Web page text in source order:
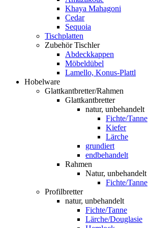
Khaya Mahagoni
Cedar
Sequoia
Tischplatten
Zubehör Tischler
Abdeckkappen
Möbeldübel
Lamello, Konus-Plattl
Hobelware
Glattkantbretter/Rahmen
Glattkantbretter
natur, unbehandelt
Fichte/Tanne
Kiefer
Lärche
grundiert
endbehandelt
Rahmen
Natur, unbehandelt
Fichte/Tanne
Profilbretter
natur, unbehandelt
Fichte/Tanne
Lärche/Douglasie